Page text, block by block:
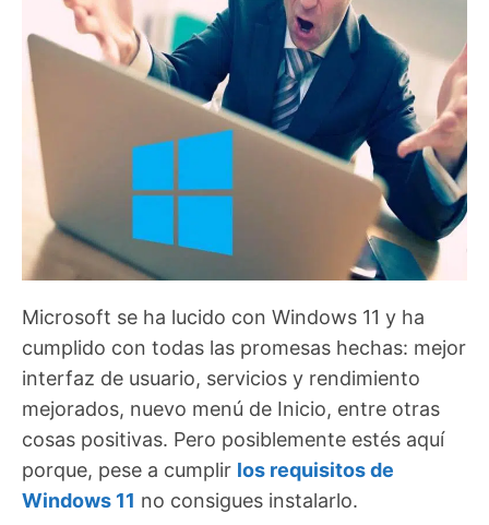
Microsoft se ha lucido con Windows 11 y ha
cumplido con todas las promesas hechas: mejor
interfaz de usuario, servicios y rendimiento
mejorados, nuevo menú de Inicio, entre otras
cosas positivas. Pero posiblemente estés aquí
porque, pese a cumplir los requisitos de
Windows 11 no consigues instalarlo.